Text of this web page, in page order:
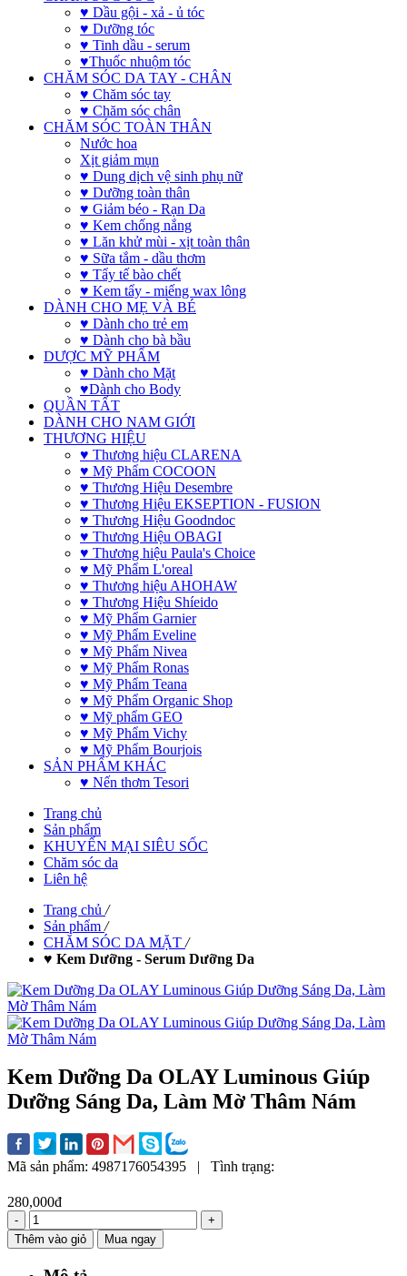
♥ Dầu gội - xả - ủ tóc
♥ Dưỡng tóc
♥ Tinh dầu - serum
♥Thuốc nhuộm tóc
CHĂM SÓC DA TAY - CHÂN
♥ Chăm sóc tay
♥ Chăm sóc chân
CHĂM SÓC TOÀN THÂN
Nước hoa
Xịt giảm mụn
♥ Dung dịch vệ sinh phụ nữ
♥ Dưỡng toàn thân
♥ Giảm béo - Rạn Da
♥ Kem chống nắng
♥ Lăn khử mùi - xịt toàn thân
♥ Sữa tắm - dầu thơm
♥ Tẩy tế bào chết
♥ Kem tẩy - miếng wax lông
DÀNH CHO MẸ VÀ BÉ
♥ Dành cho trẻ em
♥ Dành cho bà bầu
DƯỢC MỸ PHẨM
♥ Dành cho Mặt
♥Dành cho Body
QUẦN TẤT
DÀNH CHO NAM GIỚI
THƯƠNG HIỆU
♥ Thương hiệu CLARENA
♥ Mỹ Phẩm COCOON
♥ Thương Hiệu Desembre
♥ Thương Hiệu EKSEPTION - FUSION
♥ Thương Hiệu Goodndoc
♥ Thương Hiệu OBAGI
♥ Thương hiệu Paula's Choice
♥ Mỹ Phẩm L'oreal
♥ Thương hiệu AHOHAW
♥ Thương Hiệu Shíeido
♥ Mỹ Phẩm Garnier
♥ Mỹ Phẩm Eveline
♥ Mỹ Phẩm Nivea
♥ Mỹ Phẩm Ronas
♥ Mỹ Phẩm Teana
♥ Mỹ Phẩm Organic Shop
♥ Mỹ phẩm GEO
♥ Mỹ Phẩm Vichy
♥ Mỹ Phẩm Bourjois
SẢN PHẨM KHÁC
♥ Nến thơm Tesori
Trang chủ
Sản phẩm
KHUYẾN MẠI SIÊU SỐC
Chăm sóc da
Liên hệ
Trang chủ /
Sản phẩm /
CHĂM SÓC DA MẶT /
♥ Kem Dưỡng - Serum Dưỡng Da
Kem Dưỡng Da OLAY Luminous Giúp
Dưỡng Sáng Da, Làm Mờ Thâm Nám
Mã sản phẩm: 4987176054395 | Tình trạng:
280,000đ
-
+
Thêm vào giỏ
Mua ngay